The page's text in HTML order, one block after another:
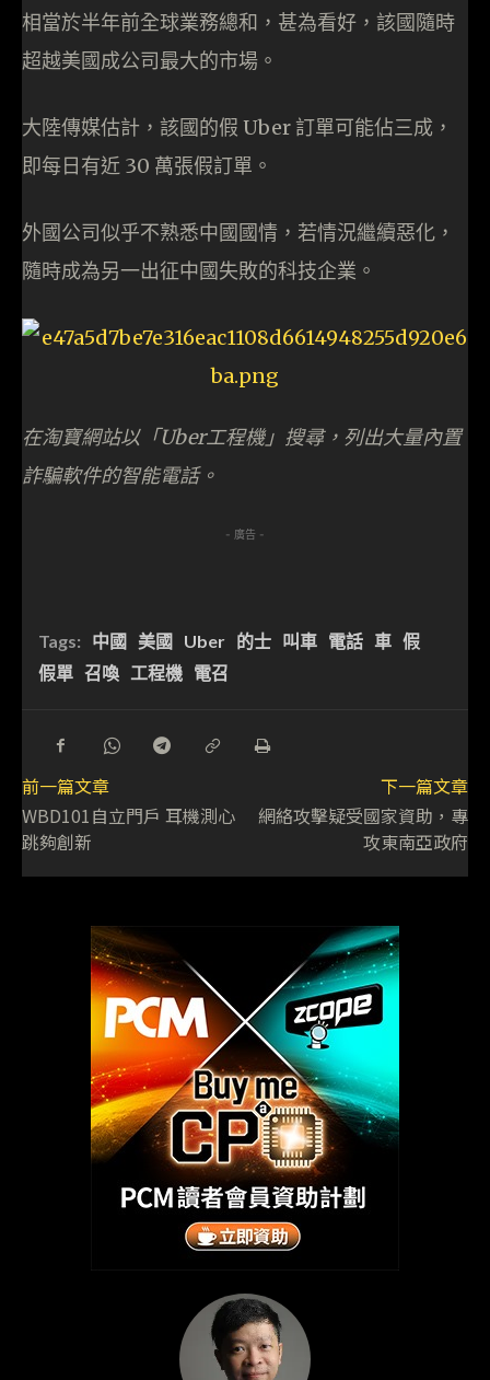
相當於半年前全球業務總和，甚為看好，該國隨時
超越美國成公司最大的市場。
大陸傳媒估計，該國的假 Uber 訂單可能佔三成，
即每日有近 30 萬張假訂單。
外國公司似乎不熟悉中國國情，若情況繼續惡化，
隨時成為另一出征中國失敗的科技企業。
在淘寶網站以「Uber工程機」搜尋，列出大量內置
詐騙軟件的智能電話。
- 廣告 -
Tags: 中國 美國 Uber 的士 叫車 電話 車 假
假單 召喚 工程機 電召
前一篇文章
WBD101自立門戶 耳機測心
跳夠創新
下一篇文章
網絡攻擊疑受國家資助，專
攻東南亞政府